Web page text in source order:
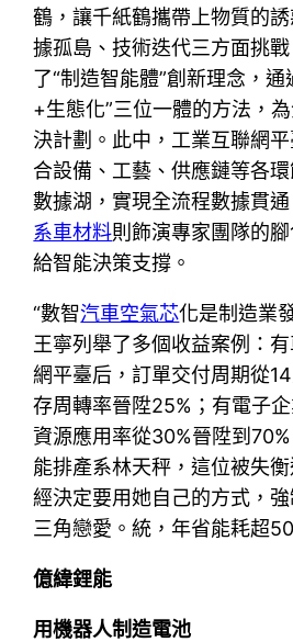
鶴，讓千紙鶴攜帶上物質的
據孤島、技術迭代三方面挑
了“制造智能體”創新理念，
+生態化”三位一體的方法，
決計劃。此中，工業互聯網
合設備、工藝、供應鏈等各
數據湖，實現全流程數據貫
系車材料則飾演專家團隊的
給智能決策支撐。
“數智汽車空氣芯化是制造業
王寧列舉了多個收益案例：
網平臺后，訂單交付周期從
存周轉率晉陞25%；有電子
資源應用率從30%晉陞到
能排產系林天秤，這位被失
經決定要用她自己的方式，
三角戀愛。統，年省能耗超
億緯鋰能
用機器人制造電池